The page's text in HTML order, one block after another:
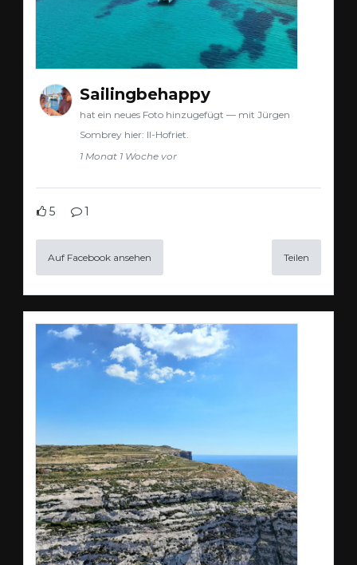
Sailingbehappy
hat ein neues Foto hinzugefügt — mit Jürgen
Sombrey hier: Il-Hofriet.
1 Monat 1 Woche vor
5 1
Auf Facebook ansehen Teilen